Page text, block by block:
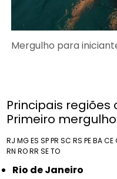
Mergulho para
Principais regiões
Primeiro
RJ MGES SPPR SC RS PEBACE
RN RORR SETO
Rio de Janeiro